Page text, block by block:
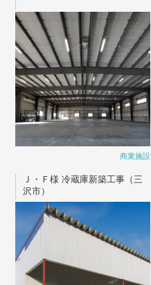
商業施設
Ｊ・Ｆ様 冷蔵庫新築工事（三
沢市）